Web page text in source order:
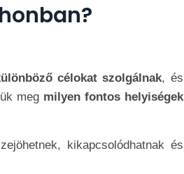
célokat szolgálnak, és
meg milyen fontos helyiségek
kikapcsolódhatnak és